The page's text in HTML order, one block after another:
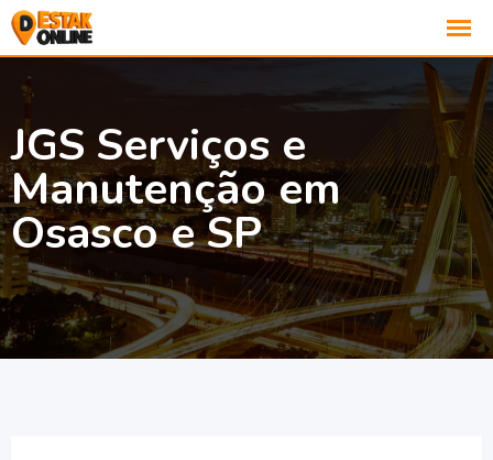
JGS Serviços e
Manutenção em
Osasco e SP